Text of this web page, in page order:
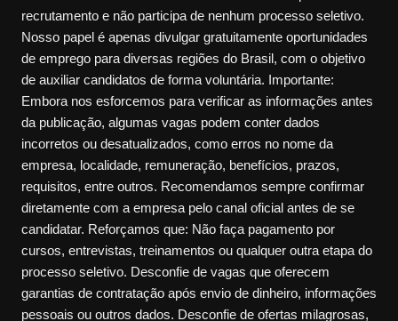
recrutamento e não participa de nenhum processo seletivo.
Nosso papel é apenas divulgar gratuitamente oportunidades
de emprego para diversas regiões do Brasil, com o objetivo
de auxiliar candidatos de forma voluntária. Importante:
Embora nos esforcemos para verificar as informações antes
da publicação, algumas vagas podem conter dados
incorretos ou desatualizados, como erros no nome da
empresa, localidade, remuneração, benefícios, prazos,
requisitos, entre outros. Recomendamos sempre confirmar
diretamente com a empresa pelo canal oficial antes de se
candidatar. Reforçamos que: Não faça pagamento por
cursos, entrevistas, treinamentos ou qualquer outra etapa do
processo seletivo. Desconfie de vagas que oferecem
garantias de contratação após envio de dinheiro, informações
pessoais ou outros dados. Desconfie de ofertas milagrosas,